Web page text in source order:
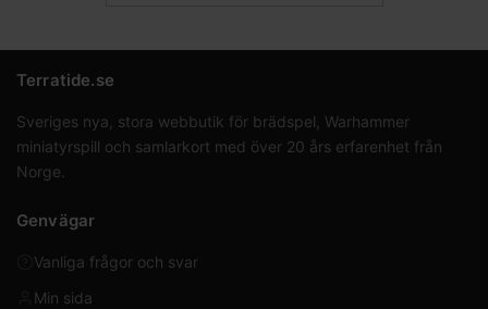
Terratide.se
Sveriges nya, stora webbutik för brädspel, Warhammer
miniatyrspill och samlarkort med över 20 års erfarenhet från
Norge.
Genvägar
Vanliga frågor och svar
Min sida